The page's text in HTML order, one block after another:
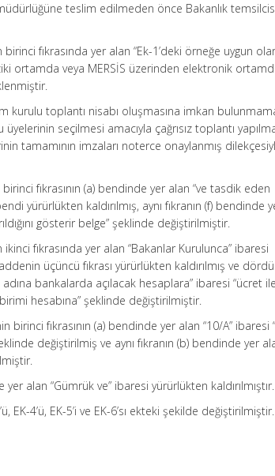
teslim edilmeden önce Bakanlık
fıkrasında yer alan “Ek-1’deki örneğe uygun
ortamda veya MERSİS üzerinden elektronik
kurulu toplantı nisabı oluşmasına imkan
seçilmesi amacıyla çağrısız toplantı
tamamının imzaları noterce onaylanmış
fıkrasının (a) bendinde yer alan “ve tasdik eden
yürürlükten kaldırılmış, aynı fıkranın (f) bendinde
gösterir belge” şeklinde değiştirilmiştir.
fıkrasında yer alan “Bakanlar Kurulunca” ibaresi
üçüncü fıkrası yürürlükten kaldırılmış ve
bankalarda açılacak hesaplara” ibaresi “ücret
hesabına” şeklinde değiştirilmiştir.
birinci fıkrasının (a) bendinde yer alan “10/A” ibaresi
değiştirilmiş ve aynı fıkranın (b) bendinde yer
alan “Gümrük ve” ibaresi yürürlükten kaldırılmıştır.
EK-4’ü, EK-5’i ve EK-6’sı ekteki şekilde değiştirilmiştir.